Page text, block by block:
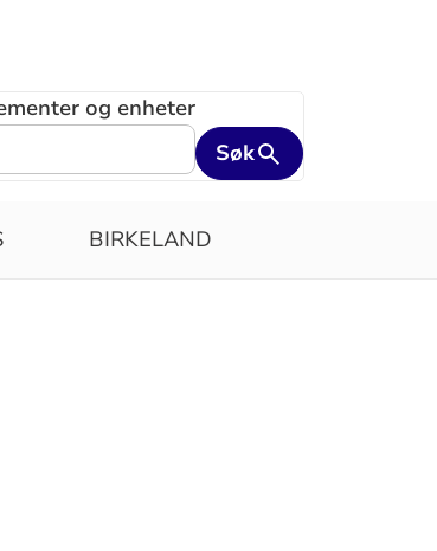
og enheter
Søk
BIRKELAND